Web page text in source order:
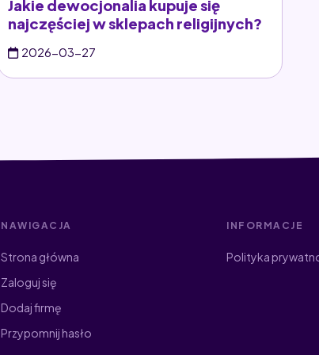
Jakie dewocjonalia kupuje się
najczęściej w sklepach religijnych?
2026-03-27
NAWIGACJA
Strona główna
Zaloguj się
Dodaj firmę
Przypomnij hasło
INFORMACJE
Polityka